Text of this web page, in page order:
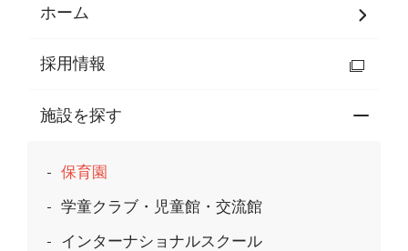
ホーム
採用情報
施設を探す
保育園
学童クラブ・児童館・交流館
インターナショナルスクール